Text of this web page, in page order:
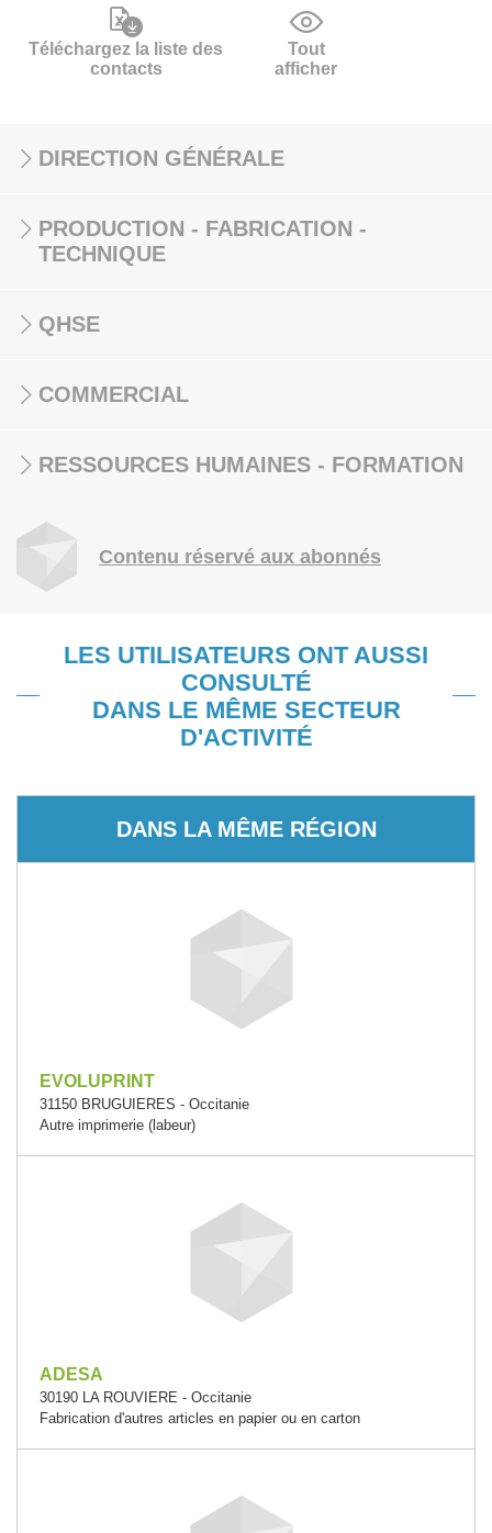
Téléchargez la liste des
contacts
Tout
afficher
DIRECTION GÉNÉRALE
PRODUCTION - FABRICATION -
TECHNIQUE
QHSE
COMMERCIAL
RESSOURCES HUMAINES - FORMATION
Contenu réservé aux abonnés
LES UTILISATEURS ONT AUSSI
CONSULTÉ
DANS LE MÊME SECTEUR
D'ACTIVITÉ
DANS LA MÊME RÉGION
EVOLUPRINT
31150 BRUGUIERES - Occitanie
Autre imprimerie (labeur)
ADESA
30190 LA ROUVIERE - Occitanie
Fabrication d'autres articles en papier ou en carton